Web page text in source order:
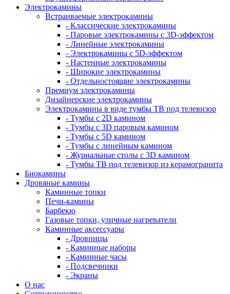
Электрокамины
Встраиваемые электрокамины
- Классические электрокамины
- Паровые электрокамины с 3D-эффектом
- Линейные электрокамины
- Электрокамины с 5D-эффектом
- Настенные электрокамины
- Широкие электрокамины
- Отдельностоящие электрокамины
Премиум электрокамины
Дизайнерские электрокамины
Электрокамины в виде тумбы ТВ под телевизор
- Тумбы с 2D камином
- Тумбы с 3D паровым камином
- Тумбы с 5D камином
- Тумбы с линейным камином
- Журнальные столы с 3D камином
- Тумбы ТВ под телевизор из керамогранита
Биокамины
Дровяные камины
Каминные топки
Печи-камины
Барбекю
Газовые топки, уличные нагреватели
Каминные аксессуары
- Дровницы
- Каминные наборы
- Каминные часы
- Подсвечники
- Экраны
О нас